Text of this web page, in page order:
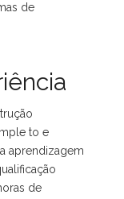
de
to e
aprendizagem
de